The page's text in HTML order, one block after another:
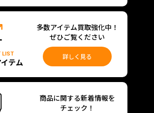
LIST
テム
多数アイテム買取強化中！
ぜひご覧ください
詳しく見る
商品に関する新着情報を
チェック！